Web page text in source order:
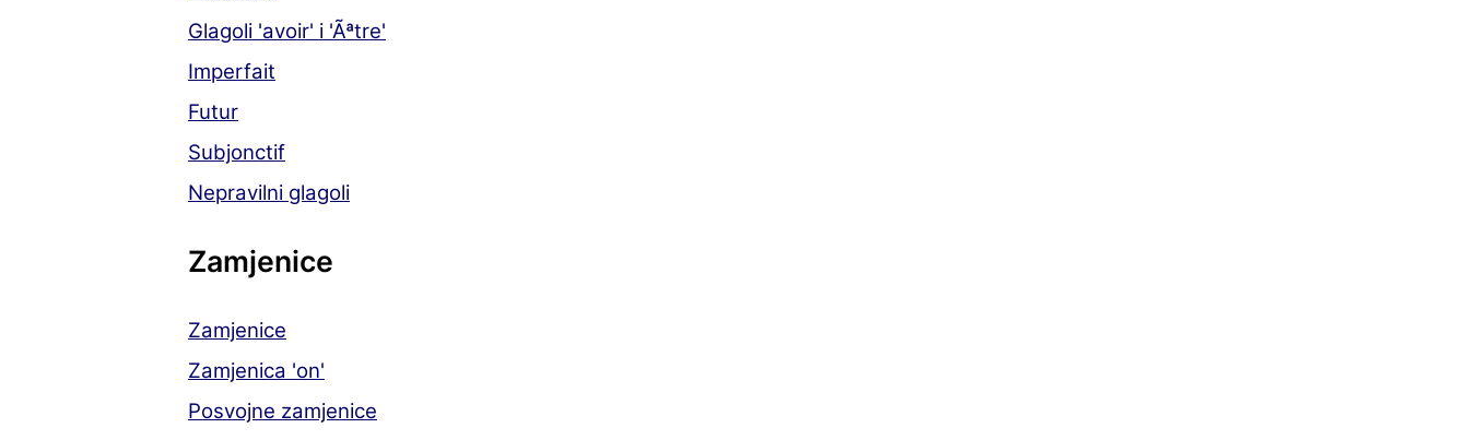
Glagoli 'avoir' i 'Ãªtre'
Imperfait
Futur
Subjonctif
Nepravilni glagoli
Zamjenice
Zamjenice
Zamjenica 'on'
Posvojne zamjenice